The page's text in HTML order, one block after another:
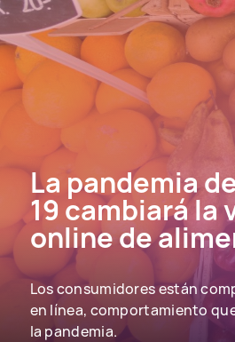
Acerca de
Contacto
Español
La pandemia
19 cambiará la
online de
Los consumidores están
en línea, comportamiento
la pandemia.